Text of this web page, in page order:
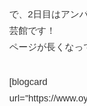
で、2日目はアン
芸館です！
ページが長くなっ
[blogcard
url=”https://